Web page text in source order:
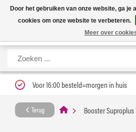
Nieuwe levertijd: 1 tot 3 werkdagen | Nu 25%
Carfume met kortingscode
Voor 16:00 besteld=morgen in huis
Terug Booster
Door het gebruiken van onze website, ga je
cookies om onze website te verbeteren.
Meer over